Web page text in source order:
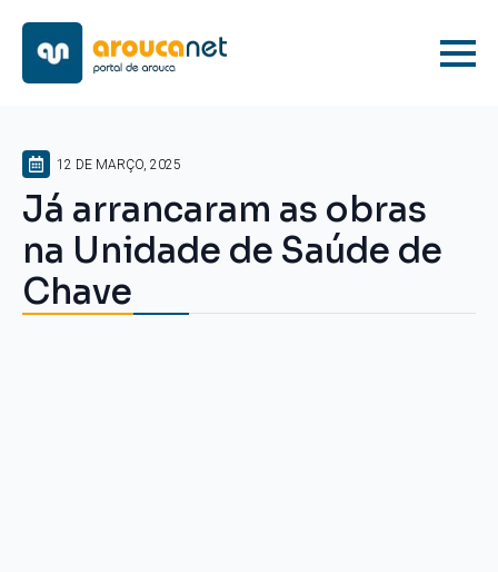
12 DE MARÇO, 2025
Já arrancaram as obras
na Unidade de Saúde de
Chave